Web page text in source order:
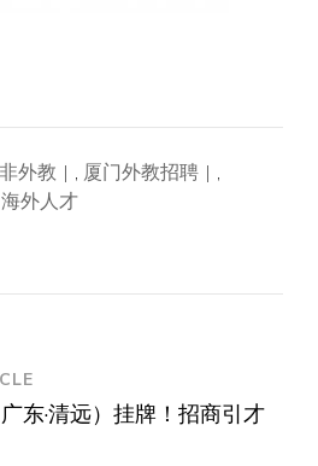
外教 , 厦门外教招聘
,
海外人才
东·清远）挂牌！招商引才